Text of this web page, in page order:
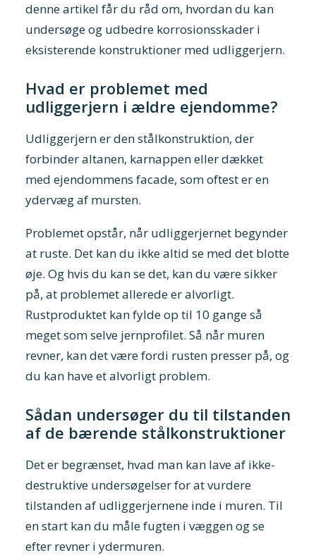
denne artikel får du råd om, hvordan du kan
undersøge og udbedre korrosionsskader i
eksisterende konstruktioner med udliggerjern.
Hvad er problemet med
udliggerjern i ældre ejendomme?
Udliggerjern er den stålkonstruktion, der
forbinder altanen, karnappen eller dækket
med ejendommens facade, som oftest er en
ydervæg af mursten.
Problemet opstår, når udliggerjernet begynder
at ruste. Det kan du ikke altid se med det blotte
øje. Og hvis du kan se det, kan du være sikker
på, at problemet allerede er alvorligt.
Rustproduktet kan fylde op til 10 gange så
meget som selve jernprofilet. Så når muren
revner, kan det være fordi rusten presser på, og
du kan have et alvorligt problem.
Sådan undersøger du til tilstanden
af de bærende stålkonstruktioner
Det er begrænset, hvad man kan lave af ikke-
destruktive undersøgelser for at vurdere
tilstanden af udliggerjernene inde i muren. Til
en start kan du måle fugten i væggen og se
efter revner i ydermuren.